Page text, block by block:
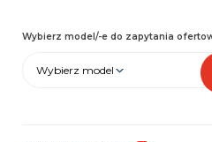
Wybierz model/-e do zapytania
Wybierz model